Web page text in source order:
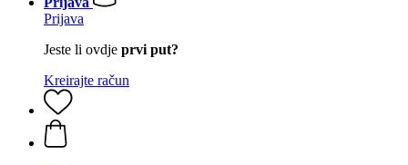
Prijava
Jeste li ovdje prvi put?
Kreirajte račun